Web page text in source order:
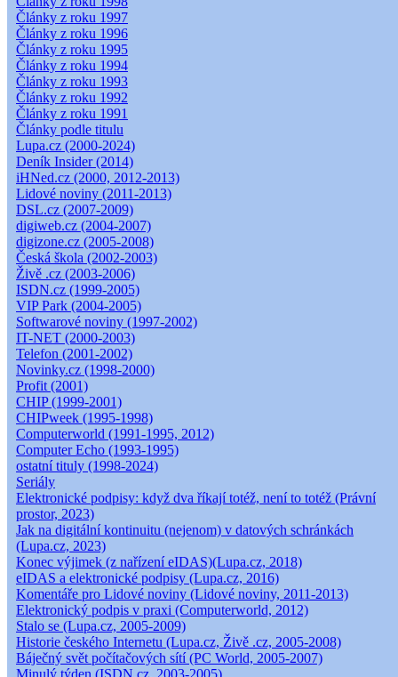
Články z roku 1997
Články z roku 1996
Články z roku 1995
Články z roku 1994
Články z roku 1993
Články z roku 1992
Články z roku 1991
Články podle titulu
Lupa.cz (2000-2024)
Deník Insider (2014)
iHNed.cz (2000, 2012-2013)
Lidové noviny (2011-2013)
DSL.cz (2007-2009)
digiweb.cz (2004-2007)
digizone.cz (2005-2008)
Česká škola (2002-2003)
Živě .cz (2003-2006)
ISDN.cz (1999-2005)
VIP Park (2004-2005)
Softwarové noviny (1997-2002)
IT-NET (2000-2003)
Telefon (2001-2002)
Novinky.cz (1998-2000)
Profit (2001)
CHIP (1999-2001)
CHIPweek (1995-1998)
Computerworld (1991-1995, 2012)
Computer Echo (1993-1995)
ostatní tituly (1998-2024)
Seriály
Elektronické podpisy: když dva říkají totéž, není to totéž (Právní
prostor, 2023)
Jak na digitální kontinuitu (nejenom) v datových schránkách
(Lupa.cz, 2023)
Konec výjimek (z nařízení eIDAS)(Lupa.cz, 2018)
eIDAS a elektronické podpisy (Lupa.cz, 2016)
Komentáře pro Lidové noviny (Lidové noviny, 2011-2013)
Elektronický podpis v praxi (Computerworld, 2012)
Stalo se (Lupa.cz, 2005-2009)
Historie českého Internetu (Lupa.cz, Živě .cz, 2005-2008)
Báječný svět počítačových sítí (PC World, 2005-2007)
Minulý týden (ISDN.cz, 2003-2005)